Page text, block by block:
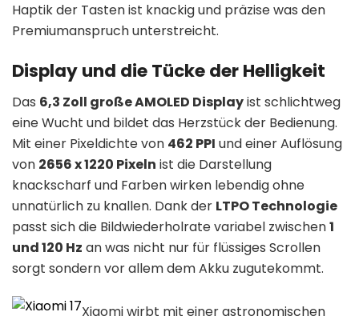
Haptik der Tasten ist knackig und präzise was den
Premiumanspruch unterstreicht.
Display und die Tücke der Helligkeit
Das 6,3 Zoll große AMOLED Displayist schlichtweg
eine Wucht und bildet das Herzstück der Bedienung.
Mit einer Pixeldichte von 462 PPI und einer Auflösung
von 2656 x 1220 Pixeln ist die Darstellung
knackscharf und Farben wirken lebendig ohne
unnatürlich zu knallen. Dank der LTPO Technologie
passt sich die Bildwiederholrate variabel zwischen1
und 120 Hz an was nicht nur für flüssiges Scrollen
sorgt sondern vor allem dem Akku zugutekommt.
Xiaomi wirbt mit einer astronomischen